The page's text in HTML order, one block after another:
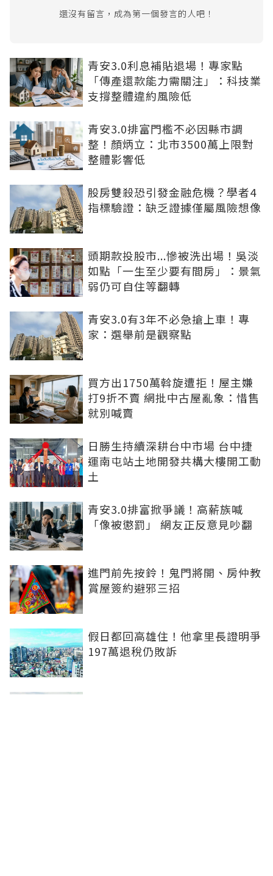
還沒有留言，成為第一個發言的人吧！
青安3.0利息補貼退場！專家點
「傳產還款能力需關注」：科技業
支撐整體違約風險低
青安3.0排富門檻不必因縣市調
整！顏炳立：北市3500萬上限對
整體影響低
股房雙殺恐引發金融危機？學者4
指標驗證：缺乏證據僅屬風險想像
頭期款投股市...慘被洗出場！吳淡
如點「一生至少要有間房」：景氣
弱仍可自住等翻轉
青安3.0有3年不必急搶上車！專
家：選舉前是觀察點
買方出1750萬斡旋遭拒！屋主嫌
打9折不賣 網批中古屋亂象：惜售
就別喊賣
日勝生持續深耕台中市場 台中捷
運南屯站土地開發共構大樓開工動
土
青安3.0排富掀爭議！高薪族喊
「像被懲罰」 網友正反意見吵翻
進門前先按鈴！鬼門將開、房仲教
賞屋簽約避邪三招
假日都回高雄住！他拿里長證明爭
197萬退稅仍敗訴